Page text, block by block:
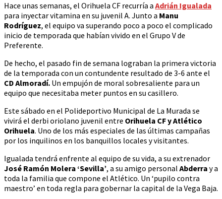
Hace unas semanas, el Orihuela CF recurría a Adrián Igualada
para inyectar vitamina en su juvenil A. Junto a Manu
Rodríguez, el equipo va superando poco a poco el complicado
inicio de temporada que habían vivido en el Grupo V de
Preferente.
De hecho, el pasado fin de semana lograban la primera victoria
de la temporada con un contundente resultado de 3-6 ante el
CD Almoradí. Un empujón de moral sobresaliente para un
equipo que necesitaba meter puntos en su casillero.
Este sábado en el Polideportivo Municipal de La Murada se
vivirá el derbi oriolano juvenil entre Orihuela CF y Atlético
Orihuela. Uno de los más especiales de las últimas campañas
por los inquilinos en los banquillos locales y visitantes.
Igualada tendrá enfrente al equipo de su vida, a su extrenador
José Ramón Molera ‘Sevilla’, a su amigo personal Abderra y a
toda la familia que compone el Atlético. Un ‘pupilo contra
maestro’ en toda regla para gobernar la capital de la Vega Baja.